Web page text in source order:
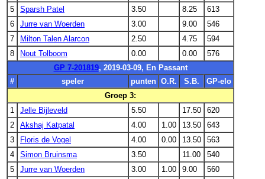
5
Sparsh Patel 3.50 8.25
613
6
Jurre van Woerden 3.00 9.00
546
7
Milton Talen Alarcon 2.50 4.75
594
8
Nout Tolboom 0.00 0.00
576
GP 7-201819, 2019-03-09, En Passant
#
speler punten O.R. S.B.
GP-elo
Groep 3:
1
Jelle Bijleveld 5.50 17.50
620
2
Akshaj Katpatal 4.00 1.00 13.50
643
3
Floris de Vogel 4.00 0.00 13.50
563
4
Simon Bruinsma 3.50 11.00
540
5
Jurre van Woerden 3.00 1.00 9.00
560